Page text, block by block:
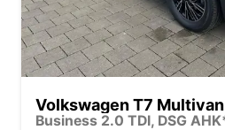
Volkswagen T7 Multivan